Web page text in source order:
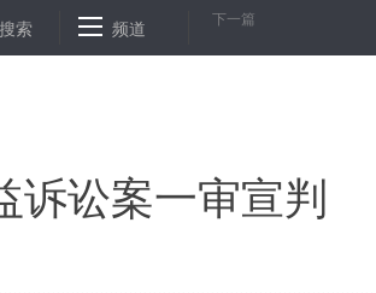
药材飘香助脱贫 证监会对4宗案件作出行政处罚
搜索 频道 下一篇
诉讼案一审宣判